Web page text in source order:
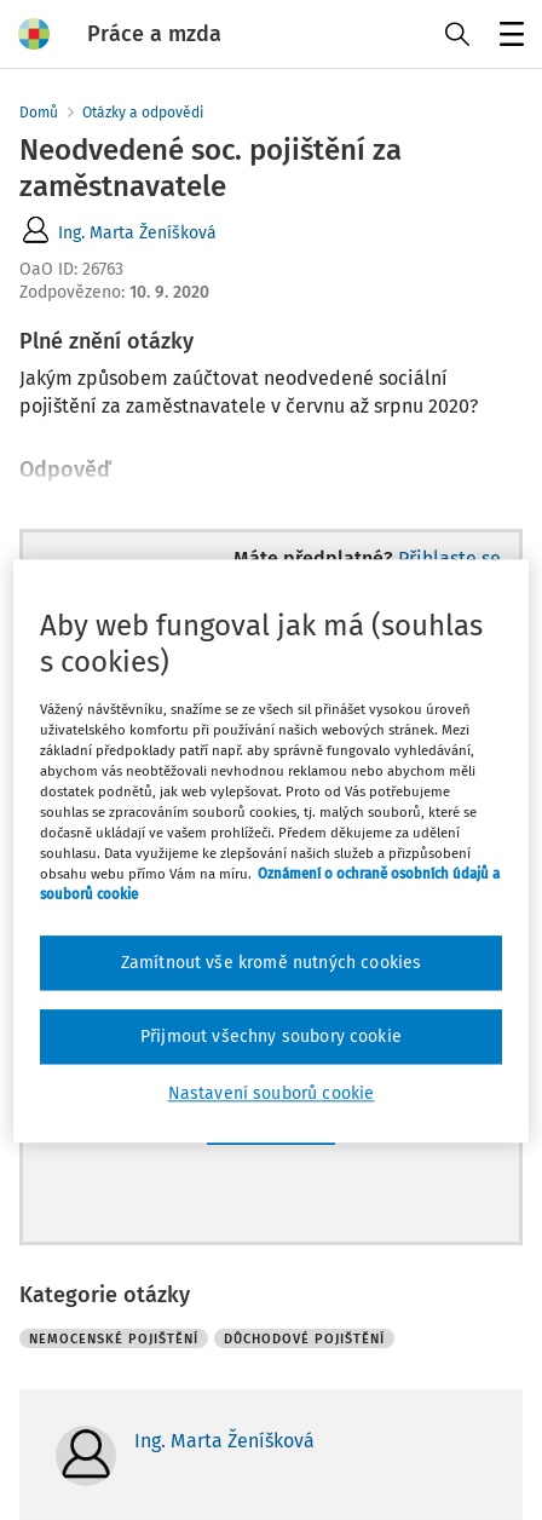
Práce a mzda
Domů Otázky a odpovědi
Neodvedené soc. pojištění za
zaměstnavatele
Ing. Marta Ženíšková
OaO ID: 26763
Zodpovězeno: 10. 9. 2020
Plné znění otázky
Jakým způsobem zaúčtovat neodvedené sociální
pojištění za zaměstnavatele v červnu až srpnu 2020?
Odpověď
Máte předplatné? Přihlaste se
Zatím jste si přečetli jen začátek…
Celý dokument je jen pro předplatitele.
Zaregistrujte se a získejte
zdarma plný přístup na 14 dnů.
Všechny placené články na webu
Archiv časopisů
Kategorie otázky
NEMOCENSKÉ POJIŠTĚNÍ DŮCHODOVÉ POJIŠTĚNÍ
Ing. Marta Ženíšková
Aby web fungoval jak má (souhlas
s cookies)
Vážený návštěvníku, snažíme se ze všech sil přinášet vysokou úroveň
uživatelského komfortu při používání našich webových stránek. Mezi
základní předpoklady patří např. aby správně fungovalo vyhledávání,
abychom vás neobtěžovali nevhodnou reklamou nebo abychom měli
dostatek podnětů, jak web vylepšovat. Proto od Vás potřebujeme
souhlas se zpracováním souborů cookies, tj. malých souborů, které se
dočasně ukládají ve vašem prohlížeči. Předem děkujeme za udělení
souhlasu. Data využijeme ke zlepšování našich služeb a přizpůsobení
obsahu webu přímo Vám na míru. Oznámení o ochraně osobních údajů a
souborů cookie
Nastavení souborů cookie
Zamítnout vše kromě nutných cookies
Přijmout všechny soubory cookie